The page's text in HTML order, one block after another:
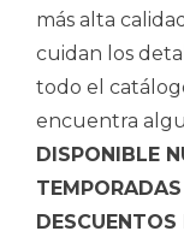
más alta
cuidan los
todo el
encuentra
DISPONIBLE